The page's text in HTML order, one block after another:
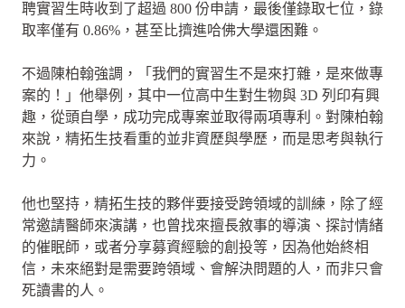
聘實習生時收到了超過 800 份申請，最後僅錄取七位，錄
取率僅有 0.86%，甚至比擠進哈佛大學還困難。
不過陳柏翰強調，「我們的實習生不是來打雜，是來做專
案的！」他舉例，其中一位高中生對生物與 3D 列印有興
趣，從頭自學，成功完成專案並取得兩項專利。對陳柏翰
來說，精拓生技看重的並非資歷與學歷，而是思考與執行
力。
他也堅持，精拓生技的夥伴要接受跨領域的訓練，除了經
常邀請醫師來演講，也曾找來擅長敘事的導演、探討情緒
的催眠師，或者分享募資經驗的創投等，因為他始終相
信，未來絕對是需要跨領域、會解決問題的人，而非只會
死讀書的人。